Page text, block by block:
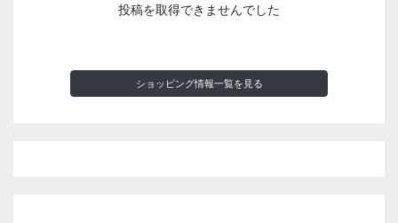
投稿を取得できませんでした
ショッピング情報一覧を見る